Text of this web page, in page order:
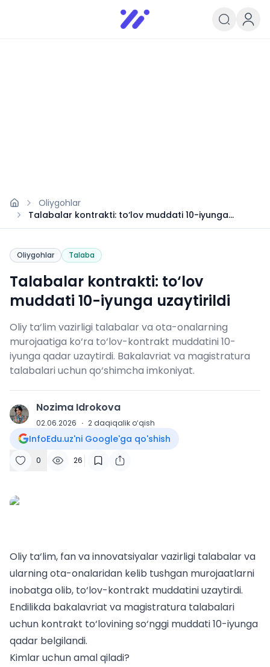
Infoedu
Ta&#039;lim xabarlari va
Oliygohlar
Talabalar kontrakti: to‘lov muddati 10-iyunga
uzaytirildi
Oliygohlar Talaba
Talabalar kontrakti: to‘lov
muddati 10-iyunga uzaytirildi
Oliy ta‘lim vazirligi talabalar va ota-onalarning
murojaatiga ko‘ra to‘lov-kontrakt muddatini 10-
iyunga qadar uzaytirdi. Bakalavriat va magistratura
talabalari uchun qo‘shimcha imkoniyat.
N Nozima Idrokova
02.06.2026 · 2 daqiqalik o‘qish
InfoEdu.uz'ni Google'ga qo'shish
0 26
Oliy ta‘lim, fan va innovatsiyalar vazirligi talabalar va
ularning ota-onalaridan kelib tushgan murojaatlarni
inobatga olib, to‘lov-kontrakt muddatini uzaytirdi.
Endilikda bakalavriat va magistratura talabalari
uchun kontrakt to‘lovining so‘nggi muddati 10-iyunga
qadar belgilandi.
Kimlar uchun amal qiladi?